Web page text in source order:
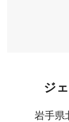
ジ
岩手県